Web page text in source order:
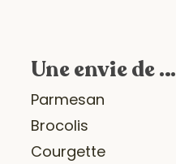
Une envie de …
Parmesan
Brocolis
Courgette